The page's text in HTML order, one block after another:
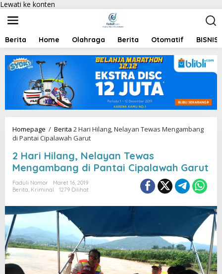
Lewati ke konten
Berita Home Olahraga Berita Otomatif BISNIS
Homepage / Berita 2 Hari Hilang, Nelayan Tewas Mengambang
di Pantai Cipalawah Garut
2 Hari Hilang, Nelayan Tewas
Mengambang di Pantai Cipalawah Garut
Faduli Nomor
Maret 16, 2019
Berita, Kriminal 1279 Dilihat